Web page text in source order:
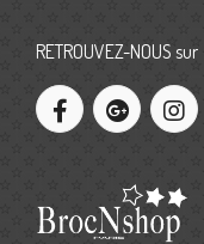
RETROUVEZ-NOUS sur